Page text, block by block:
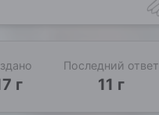
г
Последний ответ
11 г